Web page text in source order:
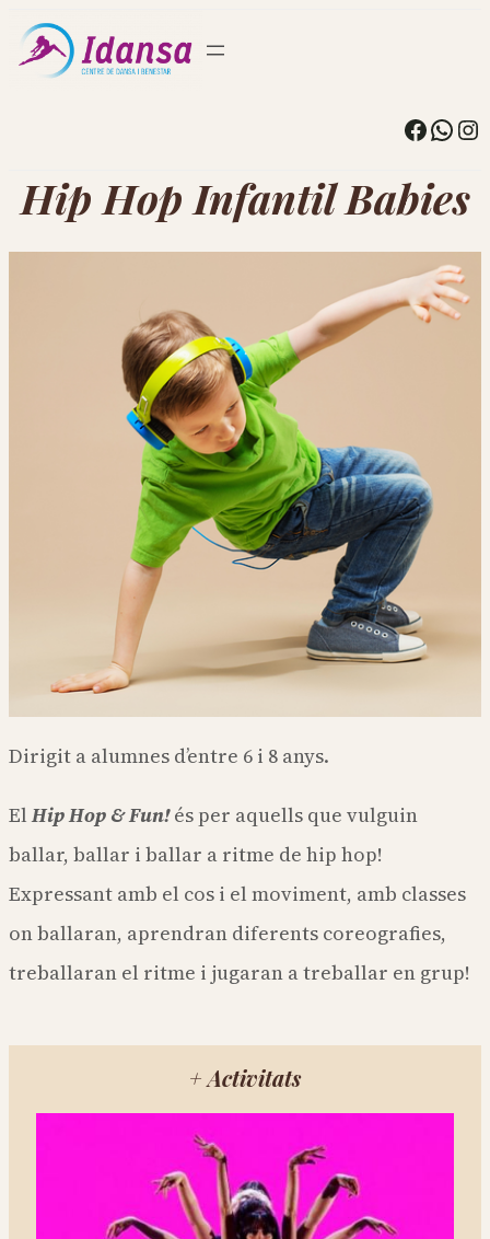
Hip Hop Infantil Babies
Dirigit a alumnes d’entre 6 i 8 anys.
ElHip Hop & Fun!és per aquells que vulguin
ballar, ballar i ballar a ritme de hip hop!
Expressant amb el cos i el moviment, amb classes
on ballaran, aprendran diferents coreografies,
treballaran el ritme i jugaran a treballar en grup!
+ Activitats